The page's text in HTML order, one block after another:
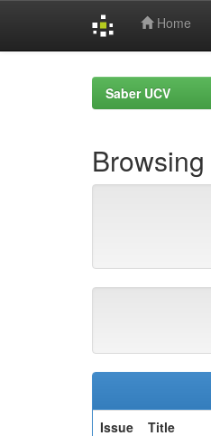
Home
Saber UCV
Issue
Title